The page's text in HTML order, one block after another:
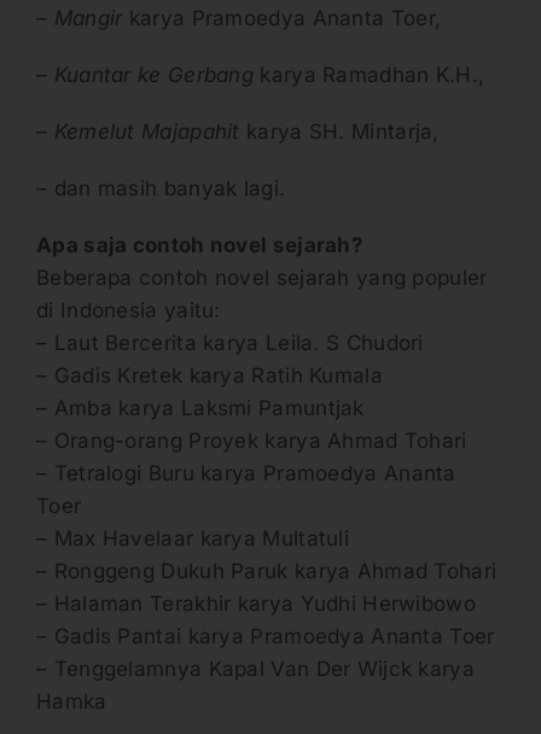
– Mangir karya Pramoedya Ananta Toer,
– Kuantar ke Gerbang karya Ramadhan K.H.,
– Kemelut Majapahit karya SH. Mintarja,
– dan masih banyak lagi.
Apa saja contoh novel sejarah?
Beberapa contoh novel sejarah yang populer
di Indonesia yaitu:
– Laut Bercerita karya Leila. S Chudori
– Gadis Kretek karya Ratih Kumala
– Amba karya Laksmi Pamuntjak
– Orang-orang Proyek karya Ahmad Tohari
– Tetralogi Buru karya Pramoedya Ananta
Toer
– Max Havelaar karya Multatuli
– Ronggeng Dukuh Paruk karya Ahmad Tohari
– Halaman Terakhir karya Yudhi Herwibowo
– Gadis Pantai karya Pramoedya Ananta Toer
– Tenggelamnya Kapal Van Der Wijck karya
Hamka